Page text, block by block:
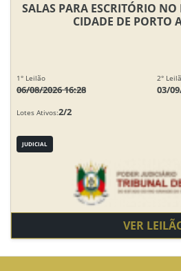
SALAS PARA ESCRITÓRIO
CIDADE DE PORTO
1° Leilão
06/08/2026 16:28
2°
03/
Lotes Ativos:2/2
JUDICIAL
VER